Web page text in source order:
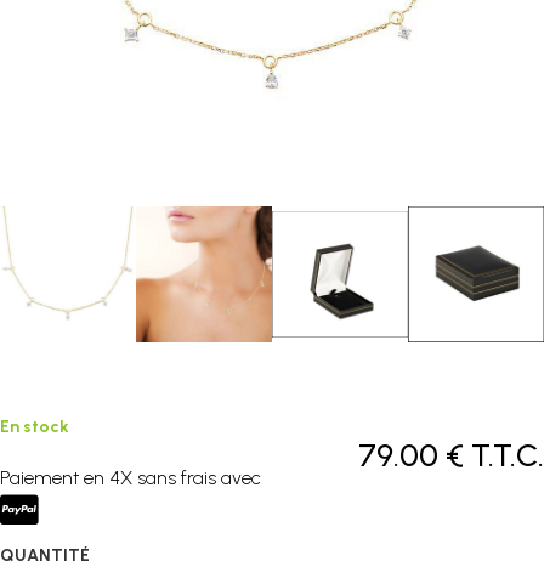
79.00 € T.T.C.
En stock
Paiement en 4X sans frais avec
QUANTITÉ